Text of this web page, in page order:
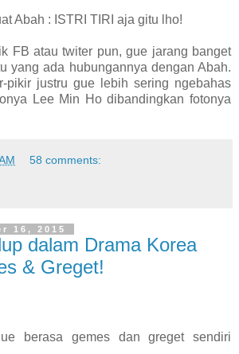
Abah : ISTRI TIRI aja gitu lho!
FB atau twiter pun, gue jarang banget
yang ada hubungannya dengan Abah.
pikir justru gue lebih sering ngebahas
Lee Min Ho dibandingkan fotonya
58 comments:
16, 2015
dalam Drama Korea
& Greget!
berasa gemes dan greget sendiri